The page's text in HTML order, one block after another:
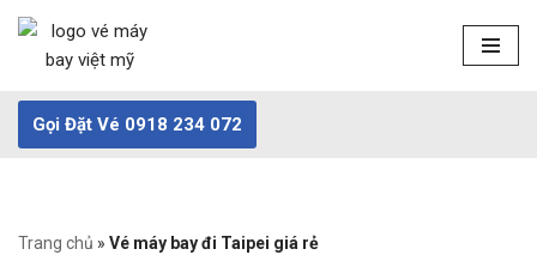
Chuyển
nội
dung
Gọi Đặt Vé 0918 234 072
Trang chủ » Vé máy bay đi Taipei giá rẻ